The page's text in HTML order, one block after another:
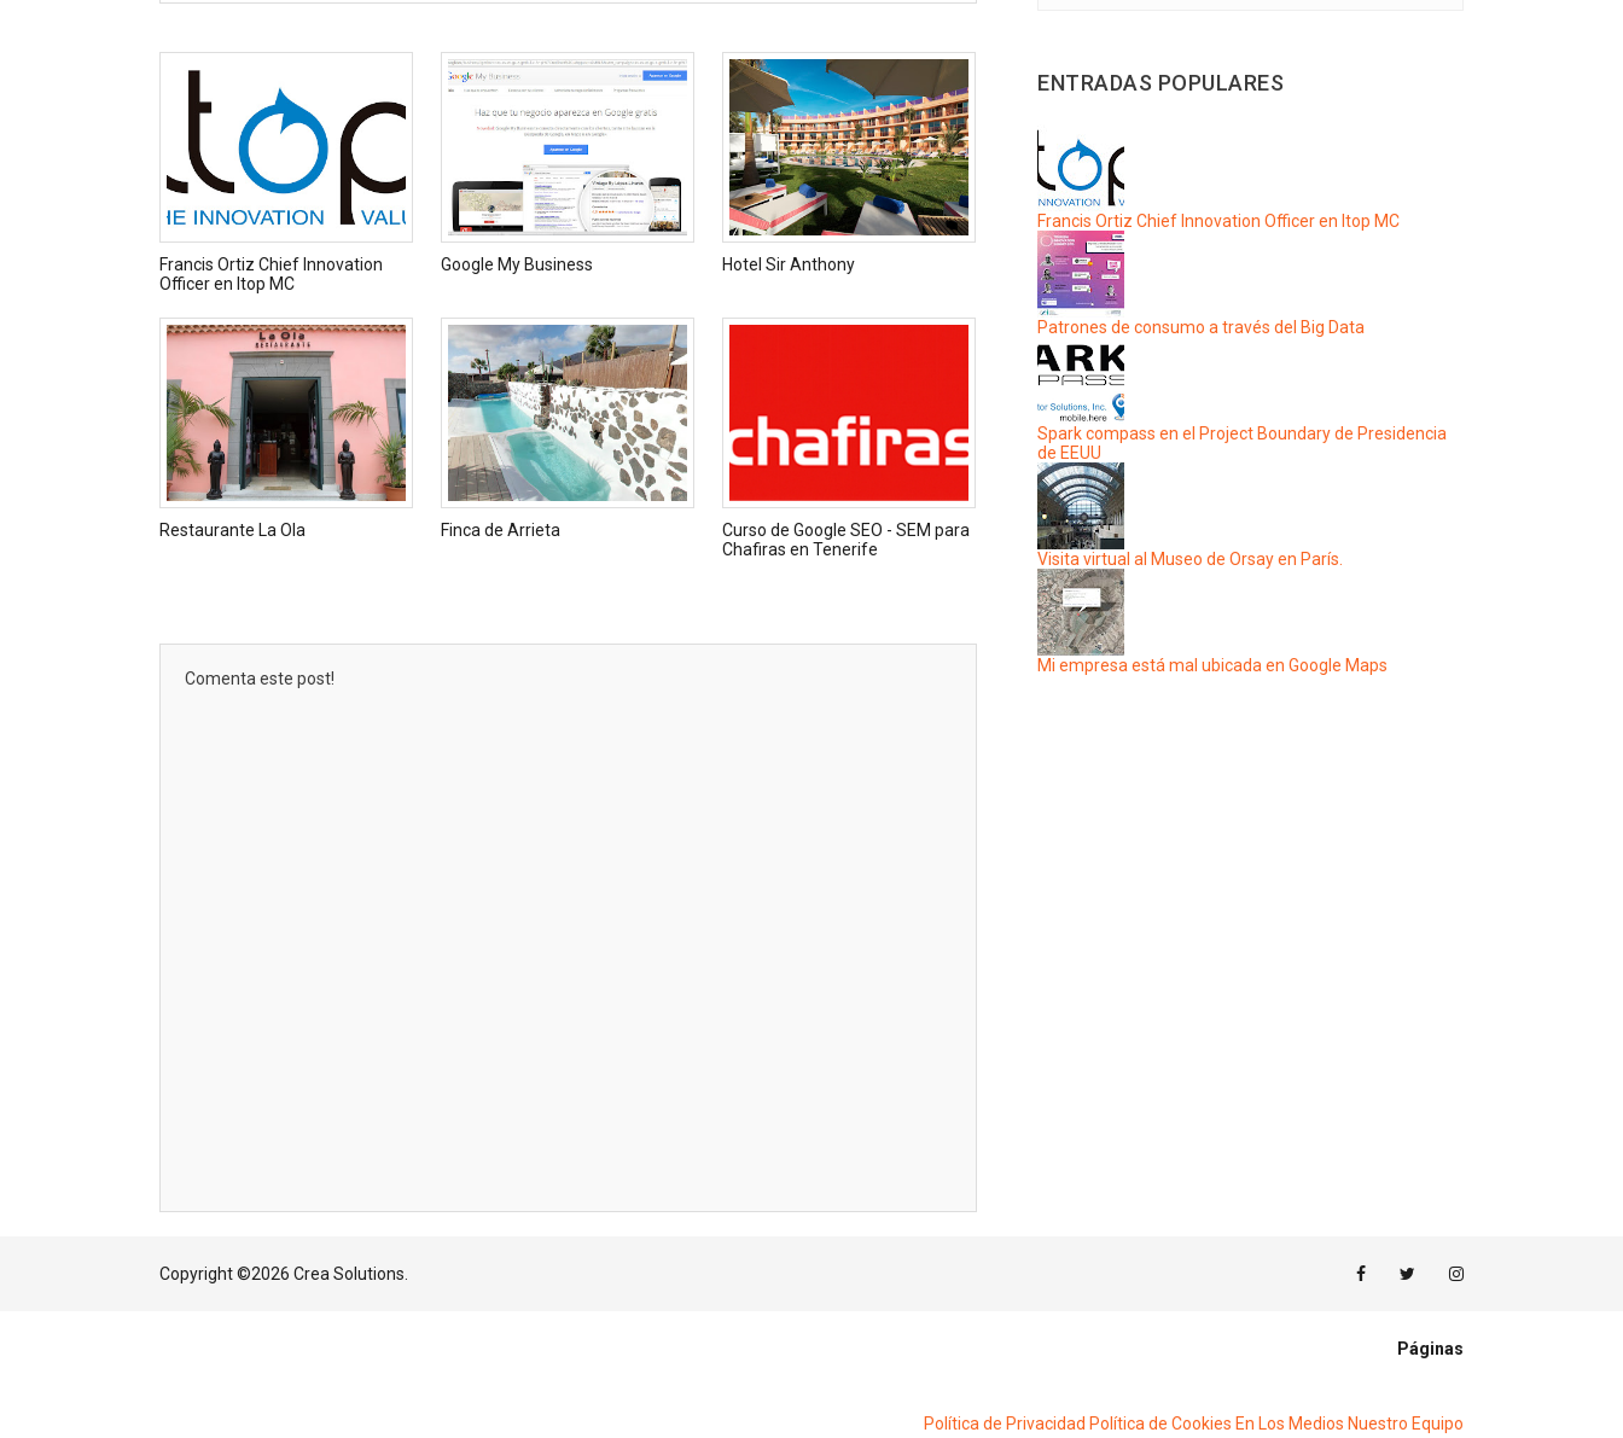
Francis Ortiz Chief Innovation
Officer en Itop MC
Google My Business Hotel Sir Anthony
Restaurante La Ola Finca de Arrieta
Curso de Google SEO - SEM para
Chafiras en Tenerife
Comenta este post!
ENTRADAS POPULARES
Francis Ortiz Chief Innovation Officer en Itop MC
Patrones de consumo a través del Big Data
Spark compass en el Project Boundary de Presidencia
de EEUU
Visita virtual al Museo de Orsay en París.
Mi empresa está mal ubicada en Google Maps
Copyright ©2026 Crea Solutions.
Páginas
Política de Privacidad Política de Cookies En Los Medios Nuestro Equipo